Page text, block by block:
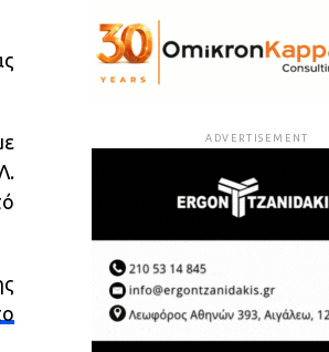
ADVERTISEMENT